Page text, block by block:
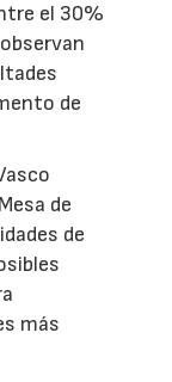
el 30%
de
de
de
más